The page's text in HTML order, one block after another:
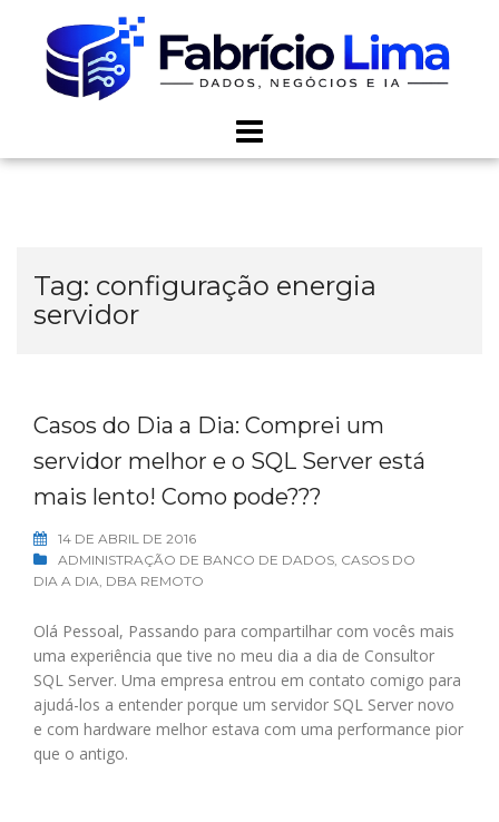
content
Tag: configuração energia
servidor
Casos do Dia a Dia: Comprei um
servidor melhor e o SQL Server está
mais lento! Como pode???
14 DE ABRIL DE 2016
ADMINISTRAÇÃO DE BANCO DE DADOS, CASOS DO
DIA A DIA, DBA REMOTO
Olá Pessoal, Passando para compartilhar com vocês mais
uma experiência que tive no meu dia a dia de Consultor
SQL Server. Uma empresa entrou em contato comigo para
ajudá-los a entender porque um servidor SQL Server novo
e com hardware melhor estava com uma performance pior
que o antigo.